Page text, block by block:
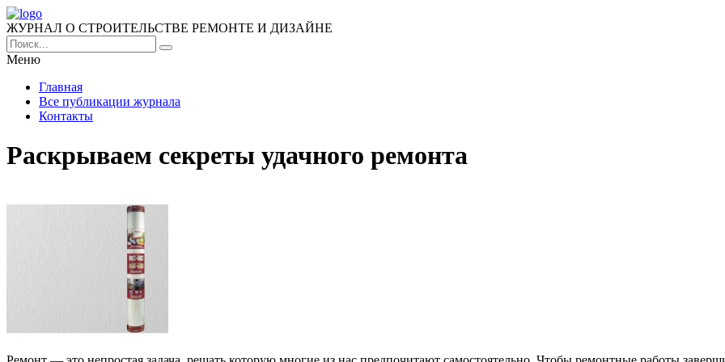
ЖУРНАЛ О СТРОИТЕЛЬСТВЕ РЕМОНТЕ И ДИЗАЙНЕ
Меню
Главная
Все публикации журнала
Контакты
Раскрываем секреты удачного ремонта